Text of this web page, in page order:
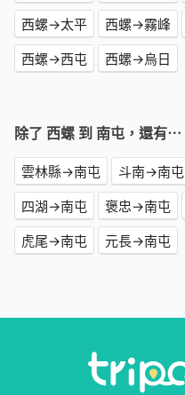
西螺→太平
西螺→霧峰
西螺→西屯
西螺→烏日
除了 西螺 到 南屯，還有⋯
雲林縣→南屯 斗南→南屯
四湖→南屯
褒忠→南屯
虎尾→南屯
元長→南屯